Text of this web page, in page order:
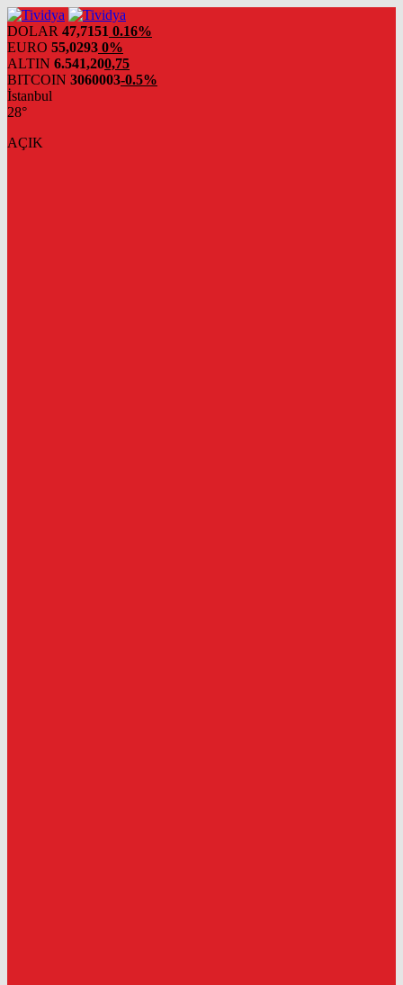
evden
eve
nakliyat
DOLAR 47,7151 0.16%
EURO 55,0293 0%
ALTIN 6.541,200,75
BITCOIN 3060003-0.5%
İstanbul
28°
AÇIK